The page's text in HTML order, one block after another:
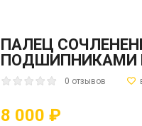
ПАЛЕЦ
ПОДШИПНИКАМИ
0 отзывов
8 000 ₽